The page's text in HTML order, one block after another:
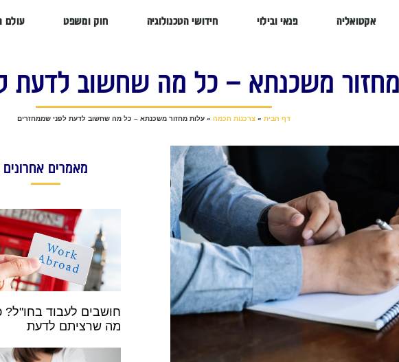
אקטואליה פנאי ובילוי חידושי הטכנולוגיה חוק ומשפט עולם
משכנתא – כל מה שחשוב לדעת
דף הבית » צרכנות חכמה » עלות מחזור משכנתא – כל מה שחשוב לדעת לפני שממחזרים
מאמרים אחרונים
חושבים לעבוד בחו"ל?
מה שרציתם לדעת